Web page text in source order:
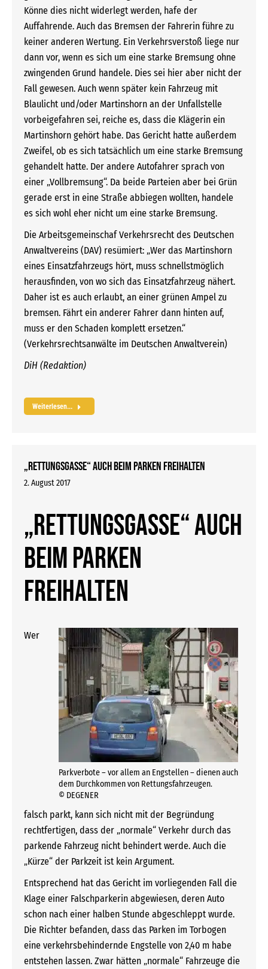
Könne dies nicht widerlegt werden, hafe der
Auffahrende. Auch das Bremsen der Fahrerin führe zu
keiner anderen Wertung. Ein Verkehrsverstoß liege nur
dann vor, wenn es sich um eine starke Bremsung ohne
zwingenden Grund handele. Dies sei hier aber nicht der
Fall gewesen. Auch wenn später kein Fahrzeug mit
Blaulicht und/oder Martinshorn an der Unfallstelle
vorbeigefahren sei, reiche es, dass die Klägerin ein
Martinshorn gehört habe. Das Gericht hatte außerdem
Zweifel, ob es sich tatsächlich um eine starke Bremsung
gehandelt hatte. Der andere Autofahrer sprach von
einer „Vollbremsung“. Da beide Parteien aber bei Grün
gerade erst in eine Straße abbiegen wollten, handele
es sich wohl eher nicht um eine starke Bremsung.
Die Arbeitsgemeinschaf Verkehrsrecht des Deutschen
Anwaltvereins (DAV) resümiert: „Wer das Martinshorn
eines Einsatzfahrzeugs hört, muss schnellstmöglich
herausfinden, von wo sich das Einsatzfahrzeug nähert.
Daher ist es auch erlaubt, an einer grünen Ampel zu
bremsen. Fährt ein anderer Fahrer dann hinten auf,
muss er den Schaden komplett ersetzen.“
(Verkehrsrechtsanwälte im Deutschen Anwaltverein)
DiH (Redaktion)
Weiterlesen...
„Rettungsgasse“ auch beim Parken freihalten
2. August 2017
„Rettungsgasse“ auch
beim Parken
freihalten
Parkverbote – vor allem an Engstellen – dienen auch
dem Durchkommen von Rettungsfahrzeugen.
© DEGENER
Wer
falsch parkt, kann sich nicht mit der Begründung
rechtfertigen, dass der „normale“ Verkehr durch das
parkende Fahrzeug nicht behindert werde. Auch die
„Kürze“ der Parkzeit ist kein Argument.
Entsprechend hat das Gericht im vorliegenden Fall die
Klage einer Falschparkerin abgewiesen, deren Auto
schon nach einer halben Stunde abgeschleppt wurde.
Die Richter befanden, dass das Parken im Torbogen
eine verkehrsbehindernde Engstelle von 2,40 m habe
entstehen lassen. Zwar hätten „normale“ Fahrzeuge die